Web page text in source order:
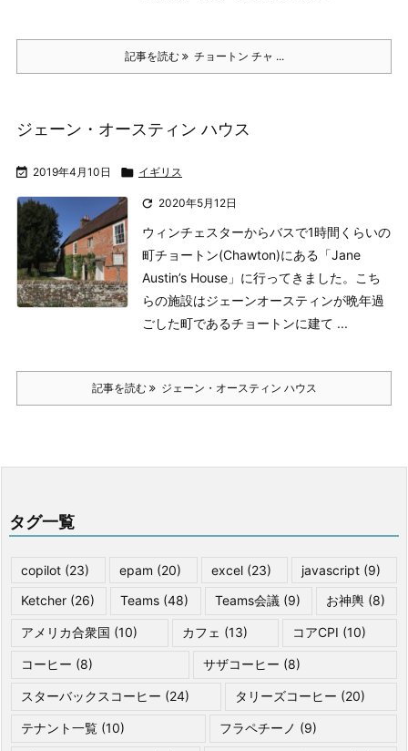
記事を読む チョートン チャ ...
ジェーン・オースティン ハウス
 2019年4月10日  イギリス
 2020年5月12日
ウィンチェスターからバスで1時間くらいの
町チョートン(Chawton)にある「Jane
Austin’s House」に行ってきました。
こち
らの施設はジェーンオースティンが晩年過
ごした町であるチョートンに建て ...
記事を読む ジェーン・オースティン ハウス
タグ一覧
copilot (23) epam (20) excel (23) javascript (9)
Ketcher (26) Teams (48) Teams会議 (9) お神輿(8)
アメリカ合衆国 (10) カフェ (13) コアCPI (10)
コーヒー (8) サザコーヒー (8)
スターバックスコーヒー (24) タリーズコーヒー (20)
テナント一覧 (10) フラペチーノ (9)